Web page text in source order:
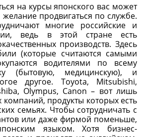
на курсы японского вас может
продвигаться по службе.
многие российские и
ведь в этой стране есть
производств. Здесь
(которые считаются самыми
водителями по всему
(бытовую, медицинскую), и
другое. Toyota, Mitsubishi,
Olympus, Canon – вот лишь
компаний, продукты которых есть
семьях. Чтобы сотрудничать с
или даже фирмой поменьше,
языком. Хотя бизнес-